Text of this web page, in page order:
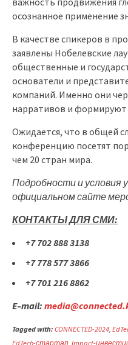
осознанное применение
В качестве спикеров в
заявлены Нобелевские
общественные и
основатели и
компаний. Именно они
нарративов и формируют
Ожидается, что в общей
конференцию посетят
чем 20 стран мира.
Подробности и условия
официальном сайте
КОНТАКТЫ ДЛЯ СМИ:
+7 702 888 3138
+7 778 577 3866
+7 701 216 8862
E–mail: media@connected.
Tagged with: CONNECTED-2024,
EdTech-стартап, Impact-